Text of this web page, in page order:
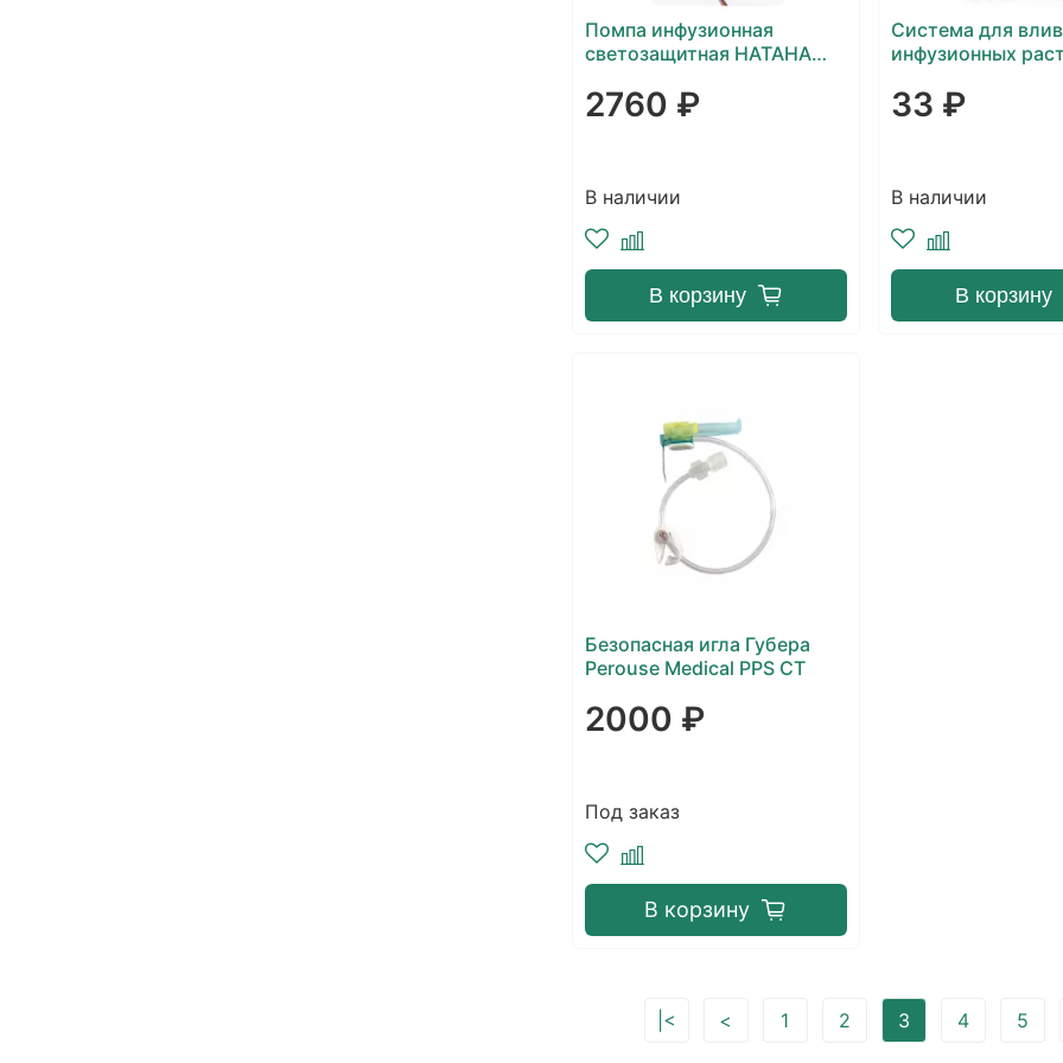
Помпа инфузионная
светозащитная НАТАНА
регулятором скорости
инфузии 0/1/2/3/4/5/6/7
2760 ₽
В наличии
В корзину
Система для
инфузионных
шип)
33 ₽
В наличии
В корзину
Безопасная игла Губера
Perouse Medical PPS CT
2000 ₽
Под заказ
В корзину
|< < 1 2 3 4 5